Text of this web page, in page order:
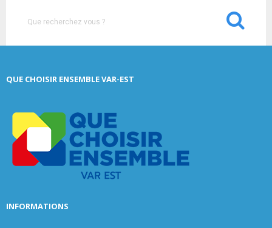
h
S
QUE CHOISIR ENSEMBLE VAR-EST
INFORMATIONS